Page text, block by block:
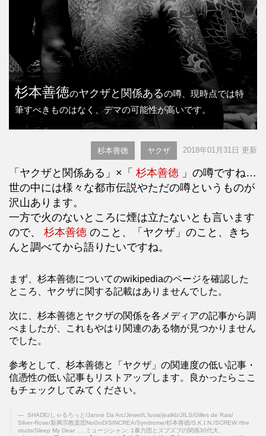
杉本善徳のヤクザと関係あるの噂、現時点では特
筆すべきものはなく、デマの可能性が高いです。
杉本善徳 ヤクザ 2018年01月31日 更新
「ヤクザと関係ある」×「 杉本善徳 」の噂ですね…
世の中には様々な都市伝説やただの噂というものが
沢山あります。
一方で火のないところに煙は立たないとも言います
ので、 杉本善徳 のこと、「ヤクザ」のこと、きち
んと調べてから語りたいですね。
まず、杉本善徳についてのwikipediaのページを確認した
ところ、ヤクザに関する記載はありませんでした。
次に、杉本善徳とヤクザの関係を各メディアの記事から調
べましたが、これもやはり関連のある物が見つかりません
でした。
参考として、杉本善徳と「ヤクザ」の関連度の低い記事・
信憑性の低い記事もリストアップします。良かったらここ
もチェックしてみてください。
SHADE/しゃるろっと/Janne Da Arc/Jewel/L'luvia/jealkb/JILS/Gilles de Rais/
Silver-Rose/新興宗教楽団NoGoD/SINCREA/Syndrome/杉本善徳/S.K.I.N./SCREW /the
studs/Sleep My Dear .... ミュージシャン: 1暴力団とズブズブの関係30代大.